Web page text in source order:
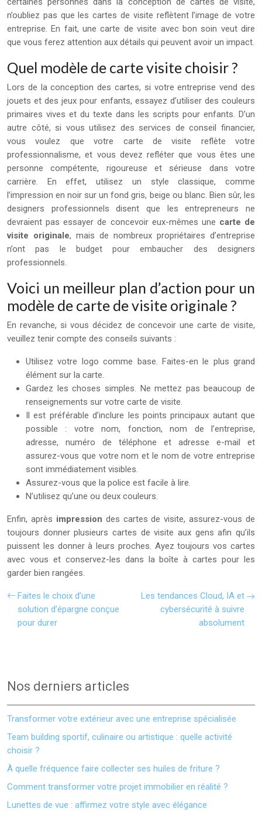
n’oubliez pas que les cartes de visite reflètent l’image de votre
entreprise. En fait, une carte de visite avec bon soin veut dire
que vous ferez attention aux détails qui peuvent avoir un impact.
Quel modèle de carte visite choisir ?
Lors de la conception des cartes, si votre entreprise vend des
jouets et des jeux pour enfants, essayez d’utiliser des couleurs
primaires vives et du texte dans les scripts pour enfants. D’un
autre côté, si vous utilisez des services de conseil financier,
vous voulez que votre carte de visite reflète votre
professionnalisme, et vous devez refléter que vous êtes une
personne compétente, rigoureuse et sérieuse dans votre
carrière. En effet, utilisez un style classique, comme
l’impression en noir sur un fond gris, beige ou blanc. Bien sûr, les
designers professionnels disent que les entrepreneurs ne
devraient pas essayer de concevoir eux-mêmes une carte de
visite originale, mais de nombreux propriétaires d’entreprise
n’ont pas le budget pour embaucher des designers
professionnels.
Voici un meilleur plan d’action pour un
modèle de carte de visite originale ?
En revanche, si vous décidez de concevoir une carte de visite,
veuillez tenir compte des conseils suivants :
Utilisez votre logo comme base. Faites-en le plus grand
élément sur la carte.
Gardez les choses simples. Ne mettez pas beaucoup de
renseignements sur votre carte de visite.
Il est préférable d’inclure les points principaux autant que
possible : votre nom, fonction, nom de l’entreprise,
adresse, numéro de téléphone et adresse e-mail et
assurez-vous que votre nom et le nom de votre entreprise
sont immédiatement visibles.
Assurez-vous que la police est facile à lire.
N’utilisez qu’une ou deux couleurs.
Enfin, après impression des cartes de visite, assurez-vous de
toujours donner plusieurs cartes de visite aux gens afin qu’ils
puissent les donner à leurs proches. Ayez toujours vos cartes
avec vous et conservez-les dans la boîte à cartes pour les
garder bien rangées.
Faites le choix d’une
solution d’épargne conçue
pour durer
Les tendances Cloud, IA et
cybersécurité à suivre
absolument
Nos derniers articles
Transformer votre extérieur avec une entreprise spécialisée
Team building sportif, culinaire ou artistique : quelle activité
choisir ?
À quelle fréquence faire collecter ses huiles de friture ?
Comment transformer votre projet immobilier en réalité ?
Lunettes de vue : affirmez votre style avec élégance